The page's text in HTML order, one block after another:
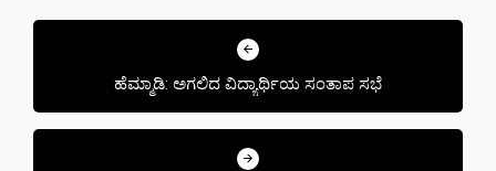
Post
ಹೆಮ್ಮಾಡಿ: ಅಗಲಿದ ವಿದ್ಯಾರ್ಥಿಯ ಸಂತಾಪ ಸಭೆ